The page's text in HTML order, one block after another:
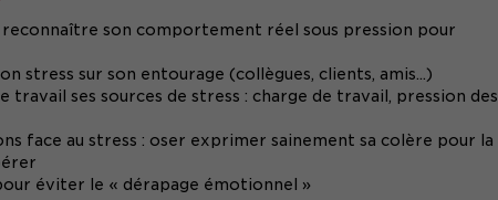
reconnaître son comportement réel sous pression pour
stress sur son entourage (collègues, clients, amis...)
travail ses sources de stress : charge de travail, pression des
face au stress : oser exprimer sainement sa colère pour la
éviter le « dérapage émotionnel »